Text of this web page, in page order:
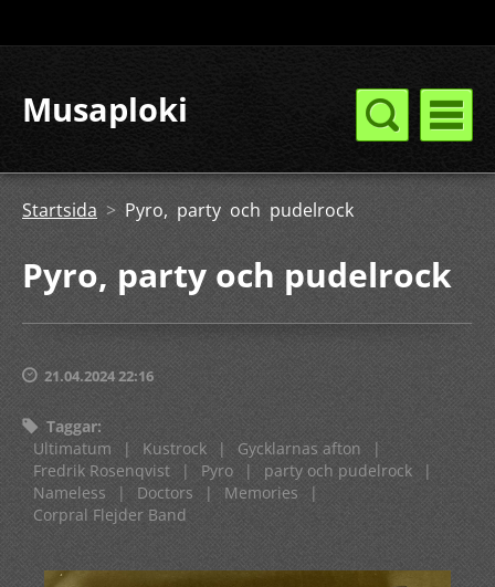
Musaploki
Startsida > Pyro, party och pudelrock
Pyro, party och pudelrock
21.04.2024 22:16
Taggar:
Ultimatum
| Kustrock | Gycklarnas afton
|
Fredrik Rosenqvist
| Pyro | party och pudelrock
|
Nameless
| Doctors | Memories
|
Corpral Flejder Band